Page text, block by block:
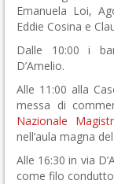
Emanuela Loi,
Eddie Cosina e
Dalle 10:00 i
D’Amelio.
Alle 11:00 alla
messa di
Nazionale
nell’aula magna
Alle 16:30 in via
come filo